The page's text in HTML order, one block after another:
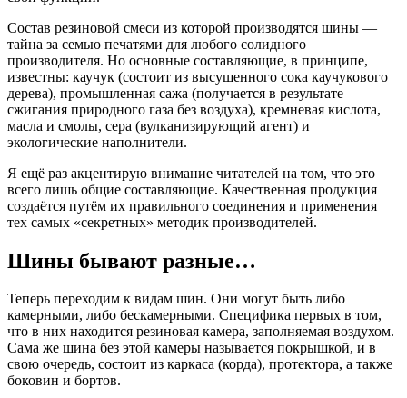
Состав резиновой смеси из которой производятся шины —
тайна за семью печатями для любого солидного
производителя. Но основные составляющие, в принципе,
известны: каучук (состоит из высушенного сока каучукового
дерева), промышленная сажа (получается в результате
сжигания природного газа без воздуха), кремневая кислота,
масла и смолы, сера (вулканизирующий агент) и
экологические наполнители.
Я ещё раз акцентирую внимание читателей на том, что это
всего лишь общие составляющие. Качественная продукция
создаётся путём их правильного соединения и применения
тех самых «секретных» методик производителей.
Шины бывают разные…
Теперь переходим к видам шин. Они могут быть либо
камерными, либо бескамерными. Специфика первых в том,
что в них находится резиновая камера, заполняемая воздухом.
Сама же шина без этой камеры называется покрышкой, и в
свою очередь, состоит из каркаса (корда), протектора, а также
боковин и бортов.